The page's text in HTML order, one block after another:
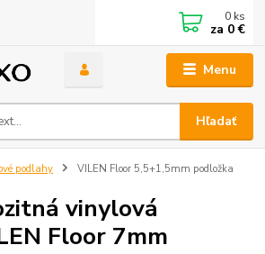
Menu
Hľadať
0 ks
za 0 €
podlahy VILEN Floor 5,5+1,5mm podložka
vinylová
Floor 7mm